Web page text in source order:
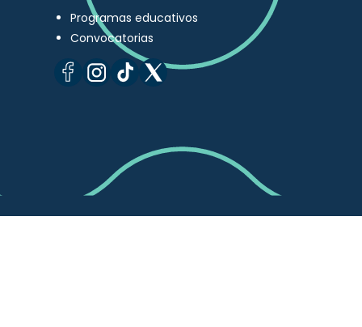
Programas educativos
Convocatorias